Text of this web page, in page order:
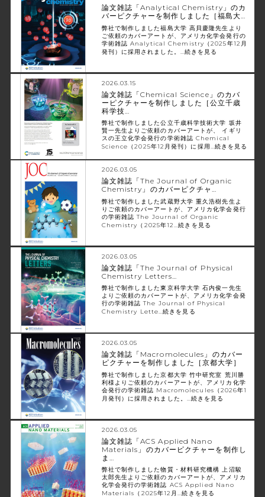
論文雑誌「Analytical Chemistry」のカ
バーピクチャーを制作しました［福島大…
弊社で制作しました福島大学 高貝慶隆先生より
ご依頼のカバーアートが、アメリカ化学会発行の
学術雑誌 Analytical Chemistry（2025年12月
発刊）に採用されました。…続きを見る
2026.03.15
論文雑誌「Chemical Science」のカバ
ーピクチャーを制作しました［公立千歳
科学技…
弊社で制作しました公立千歳科学技術大学 坂井
賢一先生よりご依頼のカバーアートが、 イギリ
スの王立化学会発行の学術雑誌 Chemical
Science（2025年12月発刊）に採用…続きを見る
2026.03.05
論文雑誌「The Journal of Organic
Chemistry」のカバーピクチャ…
弊社で制作しました武蔵野大学 重久浩樹先生よ
りご依頼のカバーアートが、アメリカ化学会発行
の学術雑誌 The Journal of Organic
Chemistry（2025年12…続きを見る
2026.03.05
論文雑誌「The Journal of Physical
Chemistry Letters…
弊社で制作しました東京科学大学 石内俊一先生
よりご依頼のカバーアートが、アメリカ化学会発
行の学術雑誌 The Journal of Physical
Chemistry Lette…続きを見る
2026.03.05
論文雑誌「Macromolecules」のカバー
ピクチャーを制作しました［京都大学］
弊社で制作しました京都大学 竹中研究室 荒川勝
利様よりご依頼のカバーアートが、アメリカ化学
会発行の学術雑誌 Macromolecules（2026年1
月発刊）に採用されました。…続きを見る
2026.03.05
論文雑誌「ACS Applied Nano
Materials」のカバーピクチャーを制作し
ま…
弊社で制作しました物質・材料研究機構 上沼駿
太郎先生よりご依頼のカバーアートが、アメリカ
化学会発行の学術雑誌 ACS Applied Nano
Materials（2025年12月…続きを見る